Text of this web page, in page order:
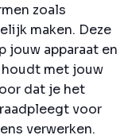
zoals
maken. Deze
jouw apparaat en
met jouw
dat je het
voor
verwerken.